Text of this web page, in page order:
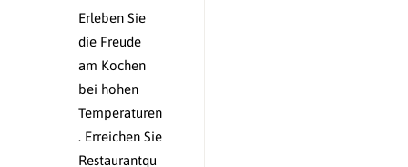
Erleben Sie
die Freude
am Kochen
bei hohen
Temperaturen
. Erreichen Sie
Restaurantqu